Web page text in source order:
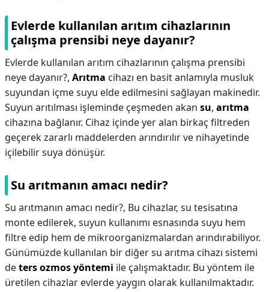
Evlerde kullanılan arıtım cihazlarının
çalışma prensibi neye dayanır?
Evlerde kullanılan arıtım cihazlarının çalışma prensibi
neye dayanır?, Arıtma cihazı en basit anlamıyla musluk
suyundan içme suyu elde edilmesini sağlayan makinedir.
Suyun arıtılması işleminde çeşmeden akan su, arıtma
cihazına bağlanır. Cihaz içinde yer alan birkaç filtreden
geçerek zararlı maddelerden arındırılır ve nihayetinde
içilebilir suya dönüşür.
Su arıtmanın amacı nedir?
Su arıtmanın amacı nedir?, Bu cihazlar, su tesisatına
monte edilerek, suyun kullanımı esnasında suyu hem
filtre edip hem de mikroorganizmalardan arındırabiliyor.
Günümüzde kullanılan bir diğer su arıtma cihazı sistemi
deters ozmos yöntemi ile çalışmaktadır. Bu yöntem ile
üretilen cihazlar evlerde yaygın olarak kullanılmaktadır.